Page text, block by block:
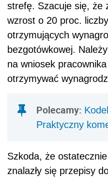
strefę. Szacuje się, że
wzrost o 20 proc.
otrzymujących
bezgotówkowej.
na wniosek
otrzymywać
Polecamy:
Praktyczny
Szkoda, że
znalazły się przepisy